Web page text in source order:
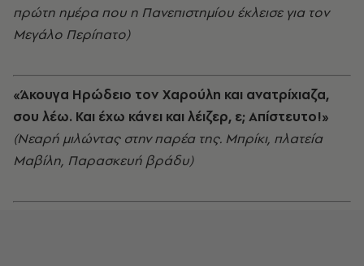
πρώτη ημέρα που η Πανεπιστημίου έκλεισε για τον
Μεγάλο Περίπατο)
«Άκουγα Ηρώδειο τον Χαρούλη και ανατρίχιαζα,
σου λέω. Και έχω κάνει και λέιζερ, ε; Απίστευτο!»
(Νεαρή μιλώντας στην παρέα της. Μπρίκι, πλατεία
Μαβίλη, Παρασκευή βράδυ)